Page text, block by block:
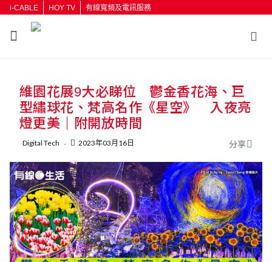
i-CABLE HOY TV 有線寬頻及電訊服務
維園花展9大必睇位 鬱金香花海、巨
型繡球花、梵高名作《星空》 入夜亮
燈更美｜附開放時間
Digital Tech 2023年03月16日 分享